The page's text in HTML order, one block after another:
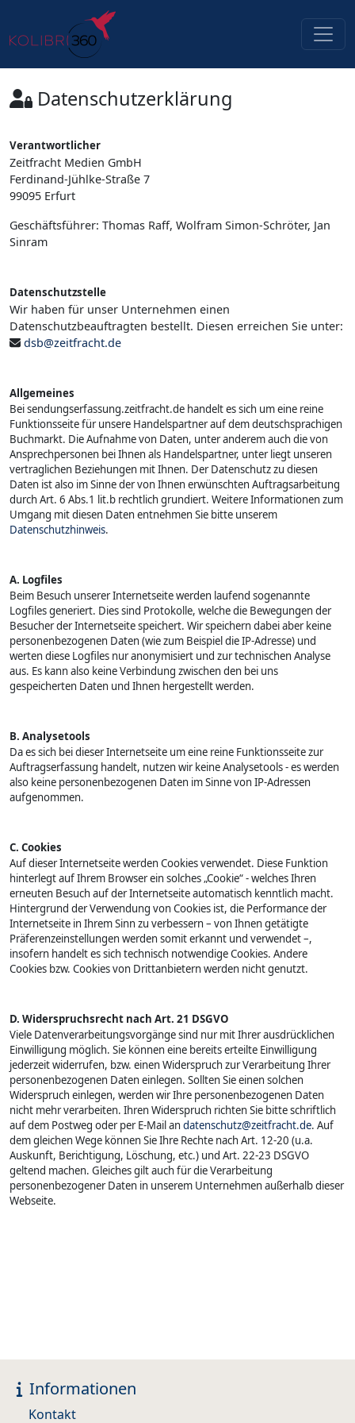
Datenschutzerklärung
Verantwortlicher
Zeitfracht Medien GmbH
Ferdinand-Jühlke-Straße 7
99095 Erfurt
Geschäftsführer: Thomas Raff, Wolfram Simon-Schröter, Jan
Sinram
Datenschutzstelle
Wir haben für unser Unternehmen einen
Datenschutzbeauftragten bestellt. Diesen erreichen Sie unter:
dsb@zeitfracht.de
Allgemeines
Bei sendungserfassung.zeitfracht.de handelt es sich um eine reine
Funktionsseite für unsere Handelspartner auf dem deutschsprachigen
Buchmarkt. Die Aufnahme von Daten, unter anderem auch die von
Ansprechpersonen bei Ihnen als Handelspartner, unter liegt unseren
vertraglichen Beziehungen mit Ihnen. Der Datenschutz zu diesen
Daten ist also im Sinne der von Ihnen erwünschten Auftragsarbeitung
durch Art. 6 Abs.1 lit.b rechtlich grundiert. Weitere Informationen zum
Umgang mit diesen Daten entnehmen Sie bitte unserem
Datenschutzhinweis.
A. Logfiles
Beim Besuch unserer Internetseite werden laufend sogenannte
Logfiles generiert. Dies sind Protokolle, welche die Bewegungen der
Besucher der Internetseite speichert. Wir speichern dabei aber keine
personenbezogenen Daten (wie zum Beispiel die IP-Adresse) und
werten diese Logfiles nur anonymisiert und zur technischen Analyse
aus. Es kann also keine Verbindung zwischen den bei uns
gespeicherten Daten und Ihnen hergestellt werden.
B. Analysetools
Da es sich bei dieser Internetseite um eine reine Funktionsseite zur
Auftragserfassung handelt, nutzen wir keine Analysetools - es werden
also keine personenbezogenen Daten im Sinne von IP-Adressen
aufgenommen.
C. Cookies
Auf dieser Internetseite werden Cookies verwendet. Diese Funktion
hinterlegt auf Ihrem Browser ein solches „Cookie“ - welches Ihren
erneuten Besuch auf der Internetseite automatisch kenntlich macht.
Hintergrund der Verwendung von Cookies ist, die Performance der
Internetseite in Ihrem Sinn zu verbessern – von Ihnen getätigte
Präferenzeinstellungen werden somit erkannt und verwendet –,
insofern handelt es sich technisch notwendige Cookies. Andere
Cookies bzw. Cookies von Drittanbietern werden nicht genutzt.
D. Widerspruchsrecht nach Art. 21 DSGVO
Viele Datenverarbeitungsvorgänge sind nur mit Ihrer ausdrücklichen
Einwilligung möglich. Sie können eine bereits erteilte Einwilligung
jederzeit widerrufen, bzw. einen Widerspruch zur Verarbeitung Ihrer
personenbezogenen Daten einlegen. Sollten Sie einen solchen
Widerspruch einlegen, werden wir Ihre personenbezogenen Daten
nicht mehr verarbeiten. Ihren Widerspruch richten Sie bitte schriftlich
auf dem Postweg oder per E-Mail an datenschutz@zeitfracht.de. Auf
dem gleichen Wege können Sie Ihre Rechte nach Art. 12-20 (u.a.
Auskunft, Berichtigung, Löschung, etc.) und Art. 22-23 DSGVO
geltend machen. Gleiches gilt auch für die Verarbeitung
personenbezogener Daten in unserem Unternehmen außerhalb dieser
Webseite.
Informationen
Kontakt